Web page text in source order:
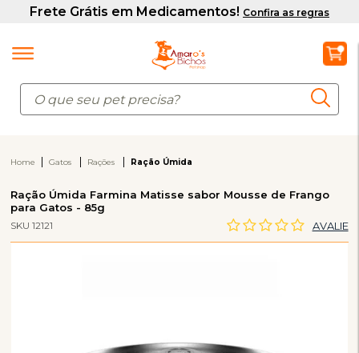
Home Gatos Rações Ração Úmida
Ração Úmida Farmina Matisse sabor Mousse de Frango
para Gatos - 85g
SKU 12121 AVALIE